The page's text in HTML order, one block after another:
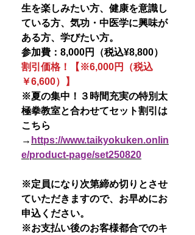
生を楽しみたい方、健康を意識し
ている方、気功・中医学に興味が
ある方、学びたい方。
参加費：8,000円（税込¥8,800）
割引価格！【※6,000円（税込
￥6,600）】
※夏の集中！３時間充実の特別太
極拳教室と合わせてセット割引は
こちら
→ https://www.taikyokuken.onlin
e/product-page/set250820
※定員になり次第締め切りとさせ
ていただきますので、お早めにお
申込ください。
※お支払い後のお客様都合でのキ